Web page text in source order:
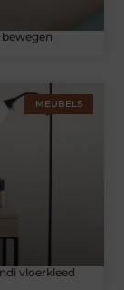
MEUBELS
vloerkleed